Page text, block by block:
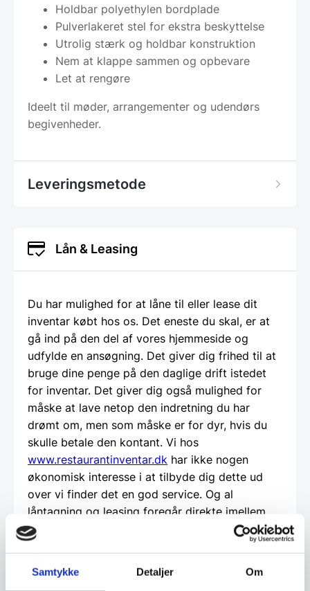
Samtykke Detaljer Om
Holdbar polyethylen bordplade
Pulverlakeret stel for ekstra beskyttelse
Utrolig stærk og holdbar konstruktion
Nem at klappe sammen og opbevare
Let at rengøre
Ideelt til møder, arrangementer og udendørs
begivenheder.
Leveringsmetode
Lån & Leasing
Du har mulighed for at låne til eller lease dit
inventar købt hos os. Det eneste du skal, er at
gå ind på den del af vores hjemmeside og
udfylde en ansøgning. Det giver dig frihed til at
bruge dine penge på den daglige drift istedet
for inventar. Det giver dig også mulighed for
måske at lave netop den indretning du har
drømt om, men som måske er for dyr, hvis du
skulle betale den kontant. Vi hos
www.restaurantinventar.dk har ikke nogen
økonomisk interesse i at tilbyde dig dette ud
over vi finder det en god service. Og al
låntagning og leasing foregår direkte imellem
dig som kunde og en tredjepartner, som vi hos
har udvalgt til at tilbyde